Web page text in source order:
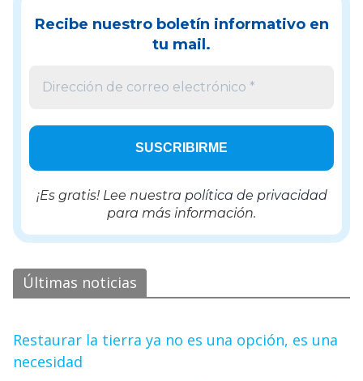
Recibe nuestro boletín informativo en
tu mail.
¡Es gratis! Lee nuestra política de privacidad
para más información.
Últimas noticias
Restaurar la tierra ya no es una opción, es una
necesidad